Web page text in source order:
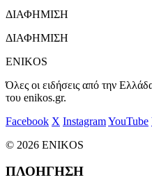
ΔΙΑΦΗΜΙΣΗ
ΔΙΑΦΗΜΙΣΗ
ENIKOS
Όλες οι ειδήσεις από την
του enikos.gr.
Facebook X InstagramYouTube
© 2026 ENIKOS
ΠΛΟΗΓΗΣΗ